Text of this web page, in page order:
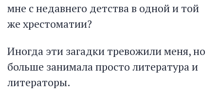
мне с недавнего детства в одной и той
же хрестоматии?
Иногда эти загадки тревожили меня, но
больше занимала просто литература и
литераторы.